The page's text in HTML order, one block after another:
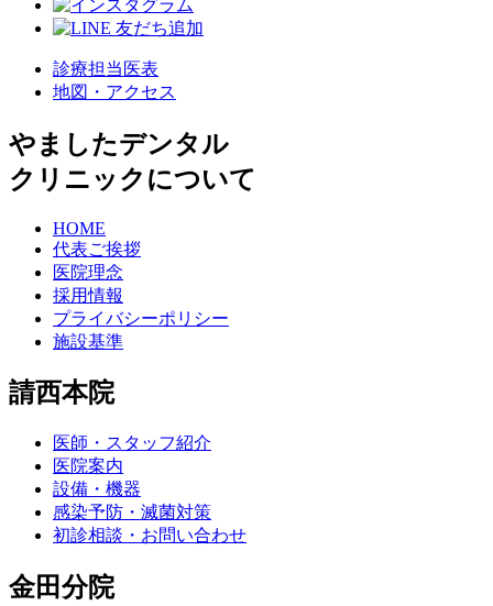
診療担当医表
地図・アクセス
やましたデンタル
クリニックについて
HOME
代表ご挨拶
医院理念
採用情報
プライバシーポリシー
施設基準
請西本院
医師・スタッフ紹介
医院案内
設備・機器
感染予防・滅菌対策
初診相談・お問い合わせ
金田分院